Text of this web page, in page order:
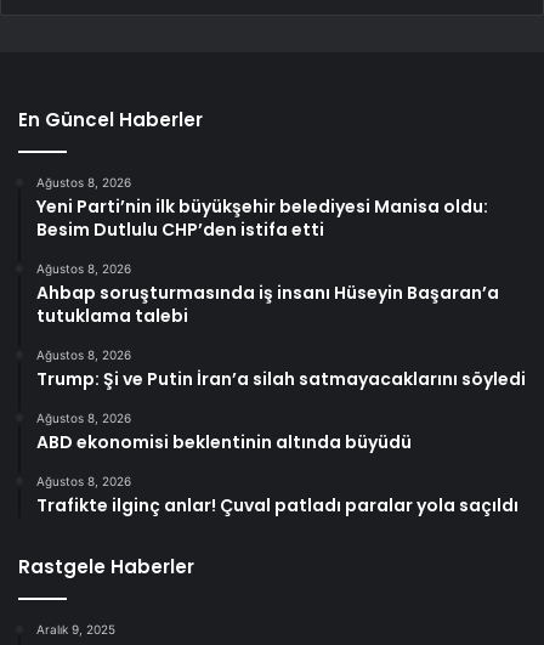
En Güncel Haberler
Ağustos 8, 2026
Yeni Parti’nin ilk büyükşehir belediyesi Manisa oldu:
Besim Dutlulu CHP’den istifa etti
Ağustos 8, 2026
Ahbap soruşturmasında iş insanı Hüseyin Başaran’a
tutuklama talebi
Ağustos 8, 2026
Trump: Şi ve Putin İran’a silah satmayacaklarını söyledi
Ağustos 8, 2026
ABD ekonomisi beklentinin altında büyüdü
Ağustos 8, 2026
Trafikte ilginç anlar! Çuval patladı paralar yola saçıldı
Rastgele Haberler
Aralık 9, 2025